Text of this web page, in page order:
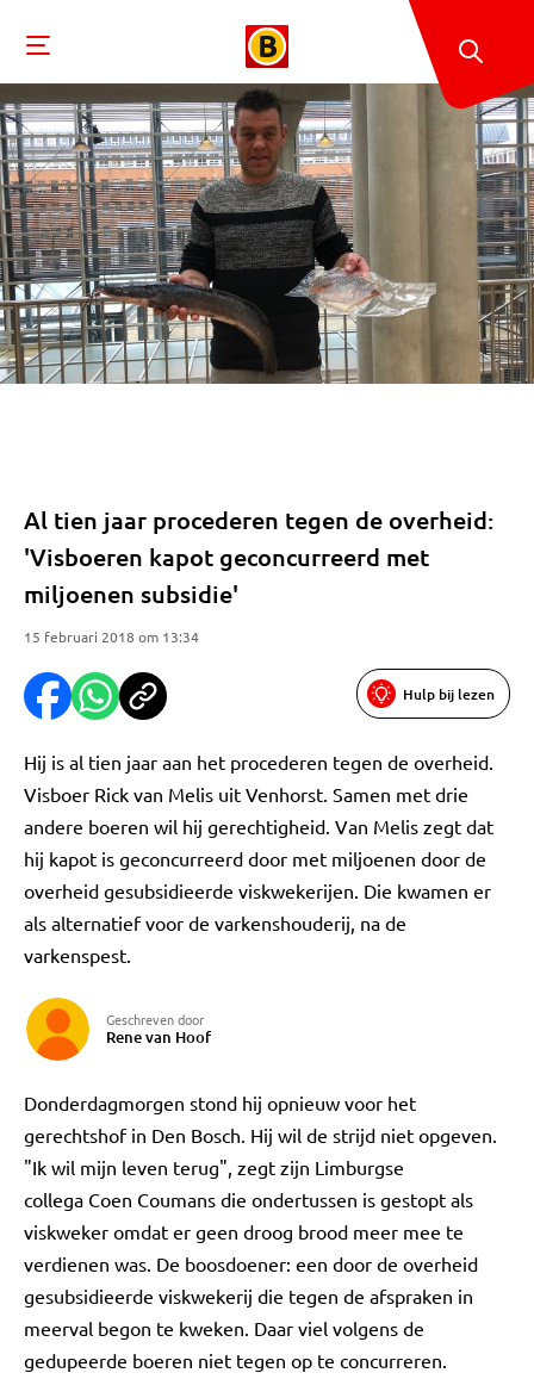
Al tien jaar procederen tegen de overheid:
'Visboeren kapot geconcurreerd met
miljoenen subsidie'
15 februari 2018 om 13:34
Hulp bij lezen
Hij is al tien jaar aan het procederen tegen de overheid.
Visboer Rick van Melis uit Venhorst. Samen met drie
andere boeren wil hij gerechtigheid. Van Melis zegt dat
hij kapot is geconcurreerd door met miljoenen door de
overheid gesubsidieerde viskwekerijen. Die kwamen er
als alternatief voor de varkenshouderij, na de
varkenspest.
Geschreven door
Rene van Hoof
Donderdagmorgen stond hij opnieuw voor het
gerechtshof in Den Bosch. Hij wil de strijd niet opgeven.
"Ik wil mijn leven terug", zegt zijn Limburgse
collega Coen Coumans die ondertussen is gestopt als
viskweker omdat er geen droog brood meer mee te
verdienen was. De boosdoener: een door de overheid
gesubsidieerde viskwekerij die tegen de afspraken in
meerval begon te kweken. Daar viel volgens de
gedupeerde boeren niet tegen op te concurreren.